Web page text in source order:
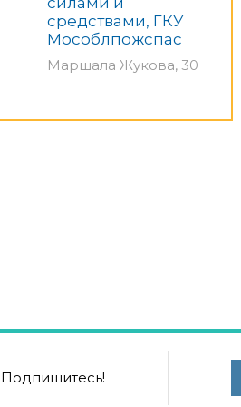
средствами, ГКУ
Мособлпожспас
Маршала Жукова, 30
Подпишитесь!